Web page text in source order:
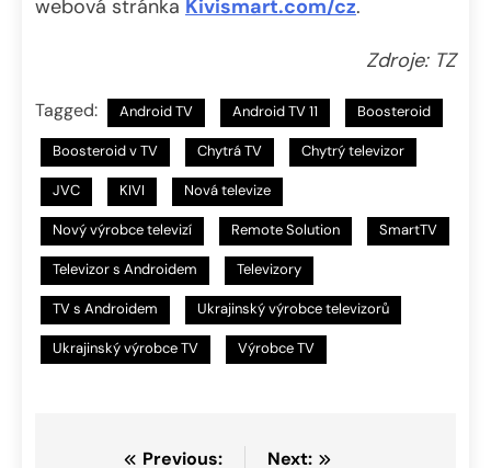
webová stránka Kivismart.com/cz.
Zdroje: TZ
Tagged: Android TV Android TV 11 Boosteroid
Boosteroid v TV Chytrá TV Chytrý televizor
JVC KIVI Nová televize
Nový výrobce televizí Remote Solution SmartTV
Televizor s Androidem Televizory
TV s Androidem Ukrajinský výrobce televizorů
Ukrajinský výrobce TV Výrobce TV
Previous: Next: